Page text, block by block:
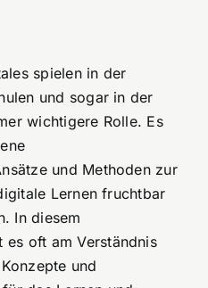
spielen in der
und sogar in der
wichtigere Rolle. Es
und Methoden zur
Lernen fruchtbar
In diesem
es oft am Verständnis
und